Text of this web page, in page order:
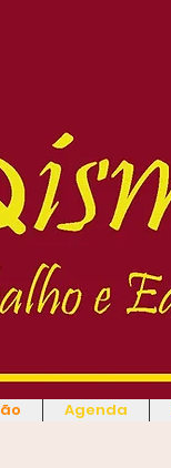
Agenda